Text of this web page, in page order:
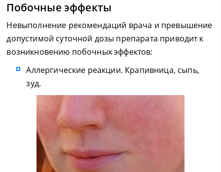
Побочные эффекты
Невыполнение рекомендаций врача и превышение
допустимой суточной дозы препарата приводит к
возникновению побочных эффектов:
Аллергические реакции. Крапивница, сыпь,
зуд.